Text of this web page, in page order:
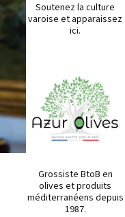
Soutenez la culture
varoise et apparaissez
ici.
Grossiste BtoB en
olives et produits
méditerranéens depuis
1987.